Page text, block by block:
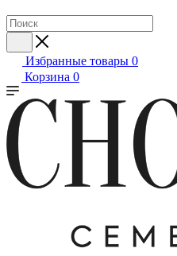
Избранные товары 0
Корзина 0